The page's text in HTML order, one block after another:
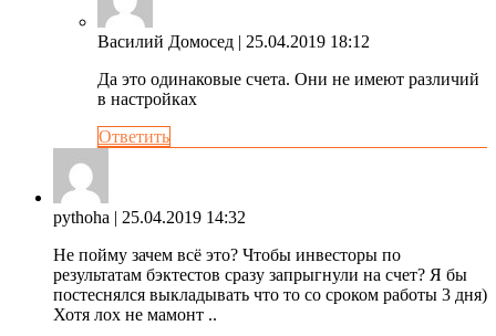
Василий Домосед | 25.04.2019 18:12
Да это одинаковые счета. Они не имеют различий
в настройках
Ответить
pythoha | 25.04.2019 14:32
Не пойму зачем всё это? Чтобы инвесторы по
результатам бэктестов сразу запрыгнули на счет? Я бы
постеснялся выкладывать что то со сроком работы 3 дня)
Хотя лох не мамонт ..